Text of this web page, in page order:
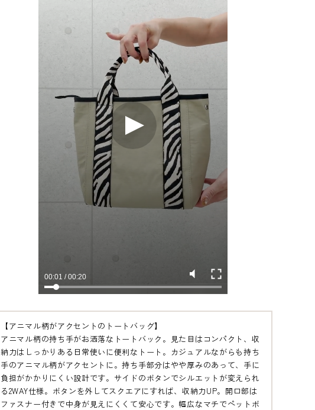
ゼブラ 71
【アニマル柄がアクセントのトートバッグ】
アニマル柄の持ち手がお洒落なトートバック。見た目はコンパクト、収
納力はしっかりある日常使いに便利なトート。カジュアルながらも持ち
手のアニマル柄がアクセントに。持ち手部分はやや厚みのあって、手に
負担がかかりにくい設計です。サイドのボタンでシルエットが変えられ
る2WAY仕様。ボタンを外してスクエアにすれば、収納力UP。開口部は
ファスナー付きで中身が見えにくくて安心です。幅広なマチでペットボ